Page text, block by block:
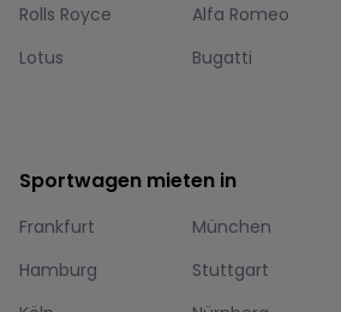
Rolls Royce
Alfa Romeo
Lotus
Bugatti
Sportwagen mieten in
Frankfurt München
Hamburg
Stuttgart